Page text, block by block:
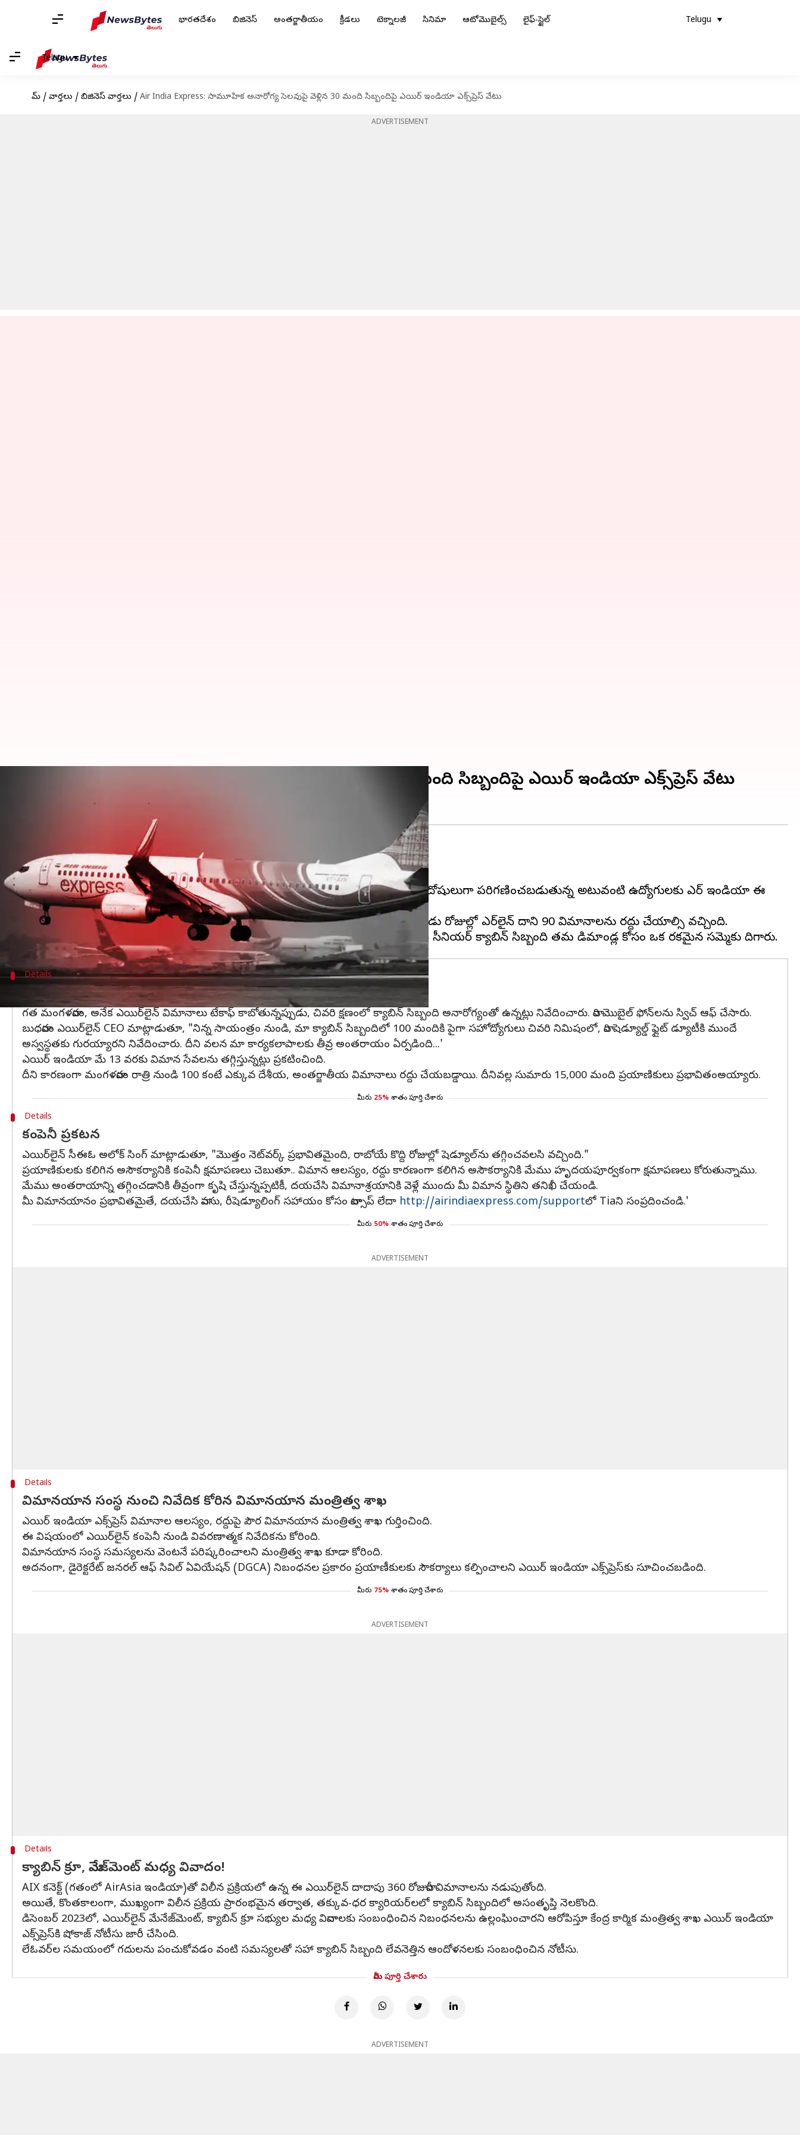
భారతదేశం బిజినెస్ అంతర్జాతీయం క్రీడలు టెక్నాలజీ సినిమా ఆటోమొబైల్స్ లైఫ్-స్టైల్ Telugu
Telugu
హోమ్ / వార్తలు / బిజినెస్ వార్తలు / Air India Express: సామూహిక అనారోగ్య సెలవుపై వెళ్లిన 30 మంది సిబ్బందిపై ఎయిర్ ఇండియా ఎక్స్‌ప్రెస్ వేటు
ADVERTISEMENT
Air India Express: సామూహిక అనారోగ్య సెలవుపై వెళ్లిన 30 మంది సిబ్బందిపై ఎయిర్ ఇండియా ఎక్స్‌ప్రెస్ వేటు
ఎయిర్ ఇండియాఎక్స్‌ప్రెస్ 'సిక్ లీవ్'పై వెళ్లిన ఉద్యోగులను తొలగించడం ప్రారంభించింది.
ఇప్పటివరకు దాదాపు 30 మంది సీనియర్ ఉద్యోగులకు ఈ తొలగింపు లేఖలు అందాయి.
ఆపరేషన్‌కు భంగం కలిగించడం, నియామకం నిబంధనలు, షరతులను ఉల్లంఘించినందుకు దోషులుగా పరిగణించబడుతున్న అటువంటి ఉద్యోగులకు ఎయిర్ ఇండియా ఈ
తొలగింపు నోటీసును ఇచ్చింది.
వాస్తవానికి, 100 మందికి పైగా సిబ్బంది అకస్మాత్తుగా అనారోగ్య సెలవుపై వెళ్లడం వల్ల, గత రెండు రోజుల్లో ఎయిర్‌లైన్ దాని 90 విమానాలను రద్దు చేయాల్సి వచ్చింది.
Details
మే 13 వరకు విమాన సేవలను తగ్గిస్తున్నట్లు ఎయిర్ ఇండియా ప్రకటన
గత మంగళవారం, అనేక ఎయిర్‌లైన్ విమానాలు టేకాఫ్ కాబోతున్నప్పుడు, చివరి క్షణంలో క్యాబిన్ సిబ్బంది అనారోగ్యంతో ఉన్నట్లు నివేదించారు. వారి మొబైల్ ఫోన్‌లను స్విచ్ ఆఫ్ చేసారు.
బుధవారం ఎయిర్‌లైన్ CEO మాట్లాడుతూ, "నిన్న సాయంత్రం నుండి, మా క్యాబిన్ సిబ్బందిలో 100 మందికి పైగా సహోద్యోగులు చివరి నిమిషంలో, వారి షెడ్యూల్డ్ ఫ్లైట్ డ్యూటీకి ముందే
అస్వస్థతకు గురయ్యారని నివేదించారు. దీని వలన మా కార్యకలాపాలకు తీవ్ర అంతరాయం ఏర్పడింది...'
ఎయిర్ ఇండియా మే 13 వరకు విమాన సేవలను తగ్గిస్తున్నట్లు ప్రకటించింది.
దీని కారణంగా మంగళవారం రాత్రి నుండి 100 కంటే ఎక్కువ దేశీయ, అంతర్జాతీయ విమానాలు రద్దు చేయబడ్డాయి. దీనివల్ల సుమారు 15,000 మంది ప్రయాణికులు ప్రభావితంఅయ్యారు.
మీరు 25% శాతం పూర్తి చేశారు
Details
కంపెనీ ప్రకటన
ఎయిర్‌లైన్ సీఈఓ అలోక్ సింగ్ మాట్లాడుతూ, "మొత్తం నెట్‌వర్క్ ప్రభావితమైంది, రాబోయే కొద్ది రోజుల్లో షెడ్యూల్‌ను తగ్గించవలసి వచ్చింది."
ప్రయాణికులకు కలిగిన అసౌకర్యానికి కంపెనీ క్షమాపణలు చెబుతూ.. విమాన ఆలస్యం, రద్దు కారణంగా కలిగిన అసౌకర్యానికి మేము హృదయపూర్వకంగా క్షమాపణలు కోరుతున్నాము.
మేము అంతరాయాన్ని తగ్గించడానికి తీవ్రంగా కృషి చేస్తున్నప్పటికీ, దయచేసి విమానాశ్రయానికి వెళ్లే ముందు మీ విమాన స్థితిని తనిఖీ చేయండి.
మీ విమానయానం ప్రభావితమైతే, దయచేసి వాపసు, రీషెడ్యూలింగ్ సహాయం కోసం వాట్సాప్ లేదా http://airindiaexpress.com/supportలో Tiaని సంప్రదించండి.'
మీరు 50% శాతం పూర్తి చేశారు
ADVERTISEMENT
Details
విమానయాన సంస్థ నుంచి నివేదిక కోరిన విమానయాన మంత్రిత్వ శాఖ
ఎయిర్ ఇండియా ఎక్స్‌ప్రెస్ విమానాల ఆలస్యం, రద్దుపై పౌర విమానయాన మంత్రిత్వ శాఖ గుర్తించింది.
ఈ విషయంలో ఎయిర్‌లైన్ కంపెనీ నుండి వివరణాత్మక నివేదికను కోరింది.
విమానయాన సంస్థ సమస్యలను వెంటనే పరిష్కరించాలని మంత్రిత్వ శాఖ కూడా కోరింది.
అదనంగా, డైరెక్టరేట్ జనరల్ ఆఫ్ సివిల్ ఏవియేషన్ (DGCA) నిబంధనల ప్రకారం ప్రయాణీకులకు సౌకర్యాలు కల్పించాలని ఎయిర్ ఇండియా ఎక్స్‌ప్రెస్‌కు సూచించబడింది.
మీరు 75% శాతం పూర్తి చేశారు
ADVERTISEMENT
Details
క్యాబిన్ క్రూ, మేనేజ్‌మెంట్ మధ్య వివాదం!
AIX కనెక్ట్ (గతంలో AirAsia ఇండియా)తో విలీన ప్రక్రియలో ఉన్న ఈ ఎయిర్‌లైన్ దాదాపు 360 రోజువారీ విమానాలను నడుపుతోంది.
అయితే, కొంతకాలంగా, ముఖ్యంగా విలీన ప్రక్రియ ప్రారంభమైన తర్వాత, తక్కువ-ధర క్యారియర్‌లలో క్యాబిన్ సిబ్బందిలో అసంతృప్తి నెలకొంది.
డిసెంబర్ 2023లో, ఎయిర్‌లైన్ మేనేజ్‌మెంట్, క్యాబిన్ క్రూ సభ్యుల మధ్య వివాదాలకు సంబంధించిన నిబంధనలను ఉల్లంఘించారని ఆరోపిస్తూ కేంద్ర కార్మిక మంత్రిత్వ శాఖ ఎయిర్ ఇండియా
ఎక్స్‌ప్రెస్‌కి షోకాజ్ నోటీసు జారీ చేసింది.
లేఓవర్‌ల సమయంలో గదులను పంచుకోవడం వంటి సమస్యలతో సహా క్యాబిన్ సిబ్బంది లేవనెత్తిన ఆందోళనలకు సంబంధించిన నోటీసు.
మీరు పూర్తి చేశారు
ADVERTISEMENT